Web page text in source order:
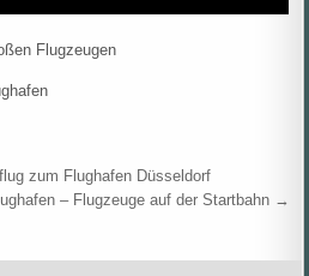
Flugzeugen
zum Flughafen Düsseldorf
– Flugzeuge auf der Startbahn →